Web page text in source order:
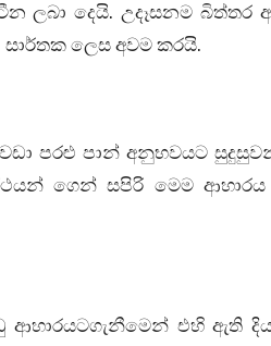
ලබා දෙයි. උදෑසනම
සාර්තක ලෙස අවම කරයි.
පරළු පාන් අනුභවයට
ගෙන් සපිරි මෙම
එහි ඇති